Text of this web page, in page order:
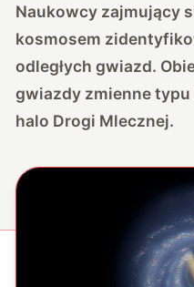
Naukowcy zajmujący
kosmosem
odległych gwiazd.
gwiazdy zmienne typu
halo Drogi Mlecznej.